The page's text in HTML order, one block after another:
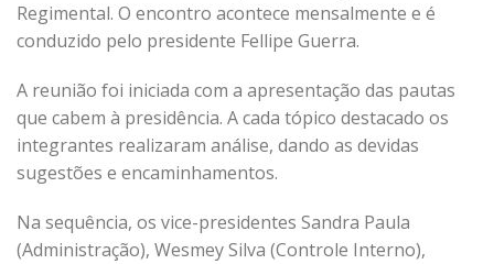
Regimental. O encontro acontece mensalmente e é
conduzido pelo presidente Fellipe Guerra.
A reunião foi iniciada com a apresentação das pautas
que cabem à presidência. A cada tópico destacado os
integrantes realizaram análise, dando as devidas
sugestões e encaminhamentos.
Na sequência, os vice-presidentes Sandra Paula
(Administração), Wesmey Silva (Controle Interno),